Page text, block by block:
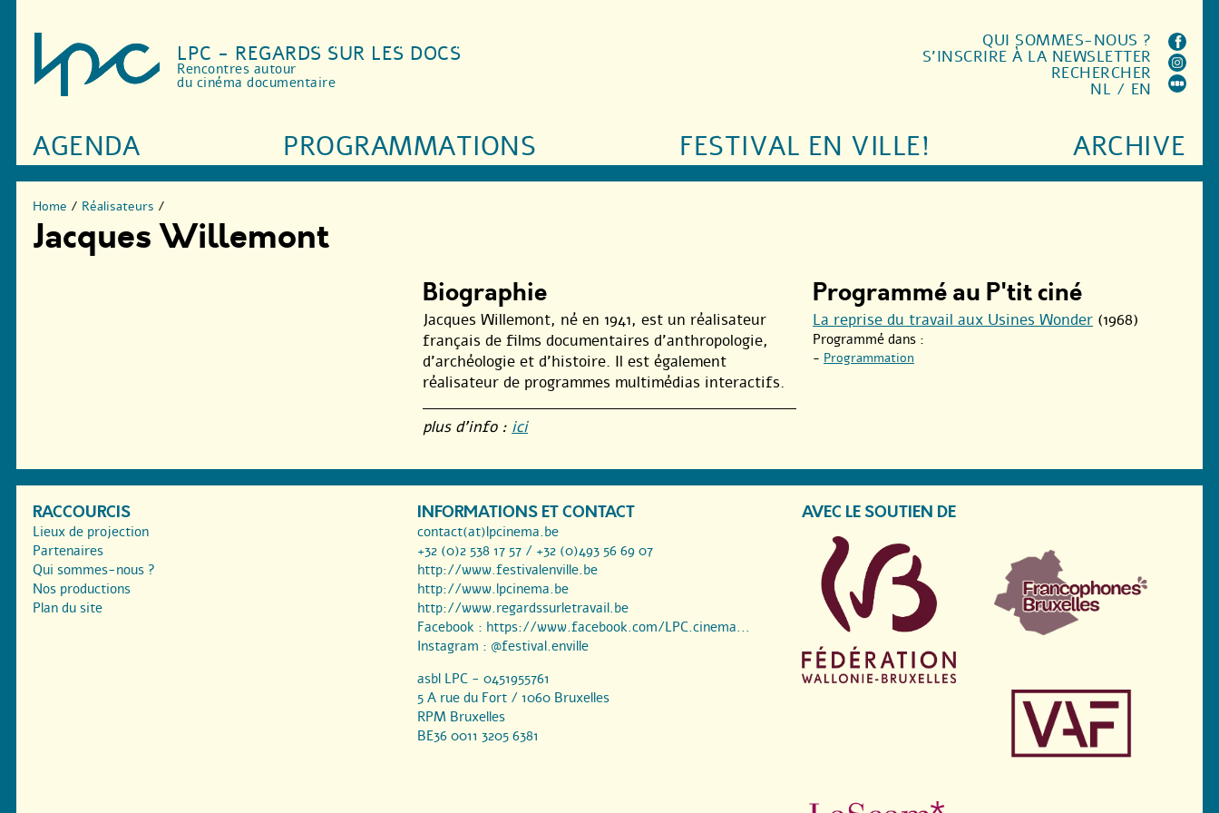
LPC - REGARDS SUR LES DOCS
Rencontres autour
du cinéma documentaire
AGENDA PROGRAMMATIONS FESTIVAL EN VILLE! ARCHIVE
QUI SOMMES-NOUS ?
S'INSCRIRE À LA NEWSLETTER
RECHERCHER
NL / EN
Home / Réalisateurs /
Jacques Willemont
Biographie
Jacques Willemont, né en 1941, est un réalisateur
français de films documentaires d’anthropologie,
d’archéologie et d’histoire. Il est également
réalisateur de programmes multimédias interactifs.
plus d’info : ici
Programmé au P'tit ciné
La reprise du travail aux Usines Wonder (1968)
Programmé dans :
- Programmation
RACCOURCIS
Lieux de projection
Partenaires
Qui sommes-nous ?
Nos productions
Plan du site
INFORMATIONS ET CONTACT
contact(at)lpcinema.be
+32 (0)2 538 17 57 / +32 (0)493 56 69 07
http://www.festivalenville.be
http://www.lpcinema.be
http://www.regardssurletravail.be
Facebook : https://www.facebook.com/LPC.cinema...
Instagram : @festival.enville
asbl LPC - 0451955761
5 A rue du Fort / 1060 Bruxelles
RPM Bruxelles
BE36 0011 3205 6381
AVEC LE SOUTIEN DE